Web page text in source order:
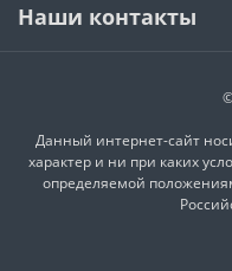
Наши контакты
Данный интернет-сайт
характер и ни при каких
определяемой